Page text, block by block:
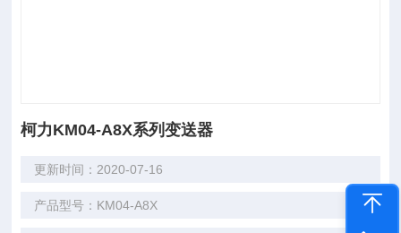
柯力KM04-A8X系列变送器
更新时间：2020-07-16
产品型号：KM04-A8X